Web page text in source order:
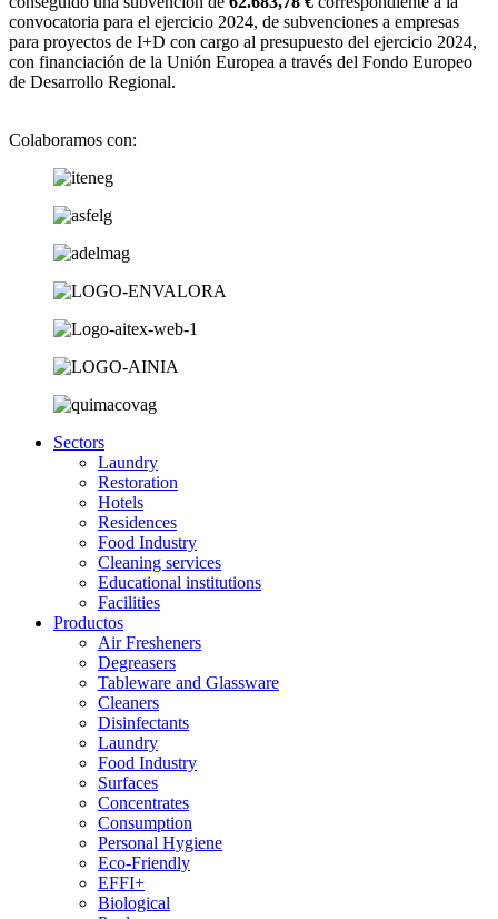
convocatoria para el ejercicio 2024, de subvenciones a empresas
para proyectos de I+D con cargo al presupuesto del ejercicio 2024,
con financiación de la Unión Europea a través del Fondo Europeo
de Desarrollo Regional.
Colaboramos con:
Sectors
Laundry
Restoration
Hotels
Residences
Food Industry
Cleaning services
Educational institutions
Facilities
Productos
Air Fresheners
Degreasers
Tableware and Glassware
Cleaners
Disinfectants
Laundry
Food Industry
Surfaces
Concentrates
Consumption
Personal Hygiene
Eco-Friendly
EFFI+
Biological